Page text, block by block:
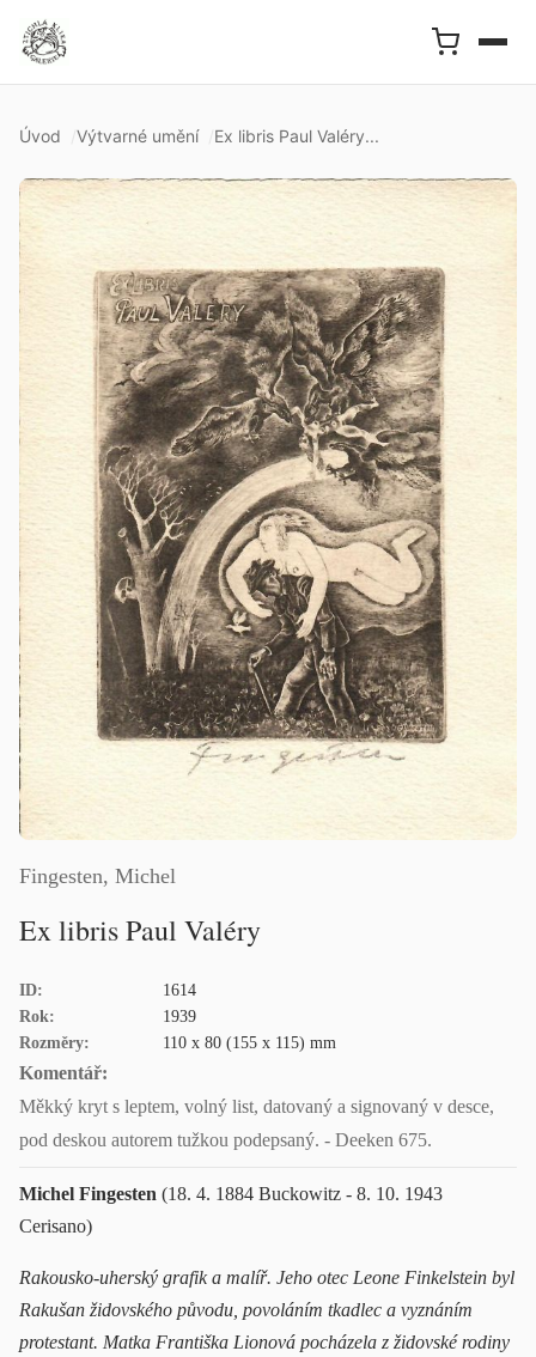
Úvod Výtvarné umění Ex libris Paul Valéry...
Fingesten, Michel
Ex libris Paul Valéry
ID:
1614
Rok:
1939
Rozměry:
110 x 80 (155 x 115) mm
Komentář:
Měkký kryt s leptem, volný list, datovaný a signovaný v desce,
pod deskou autorem tužkou podepsaný. - Deeken 675.
Michel Fingesten (18. 4. 1884 Buckowitz - 8. 10. 1943
Cerisano)
Rakousko-uherský grafik a malíř. Jeho otec Leone Finkelstein byl
Rakušan židovského původu, povoláním tkadlec a vyznáním
protestant. Matka Františka Lionová pocházela z židovské rodiny